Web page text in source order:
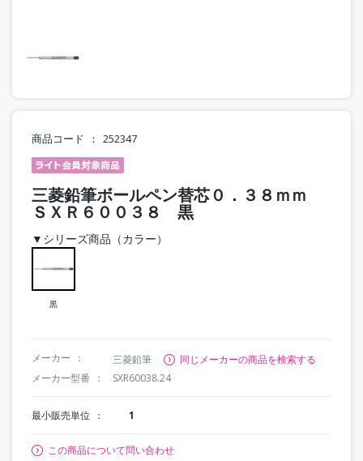
商品コード 252347
三菱鉛筆ボールペン替芯０．３８ｍｍ
ＳＸＲ６００３８ 黒
▼シリーズ商品（カラー）
黒
メーカー 三菱鉛筆
同じメーカーの商品を検索する
メーカー型番
SXR60038.24
最小販売単位 1
この商品について問い合わせ